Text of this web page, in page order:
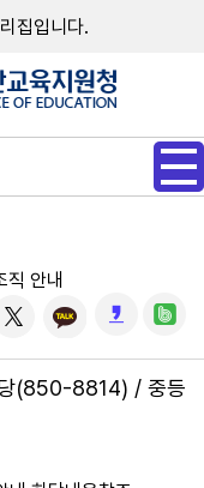
집입니다.
직 안내
(850-8814) / 중등